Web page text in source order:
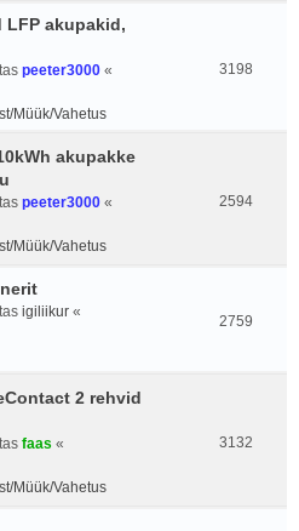
LFP akupakid,
peeter3000 «
Müük/Vahetus
3198
akupakke
peeter3000 «
Müük/Vahetus
2594
igiliikur «
2759
2 rehvid
faas «
Müük/Vahetus
3132